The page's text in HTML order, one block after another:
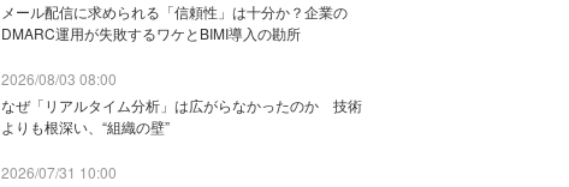
メール配信に求められる「信頼性」は十分か？企業の
DMARC運用が失敗するワケとBIMI導入の勘所
2026/08/03 08:00
なぜ「リアルタイム分析」は広がらなかったのか 技術
よりも根深い、“組織の壁”
2026/07/31 10:00